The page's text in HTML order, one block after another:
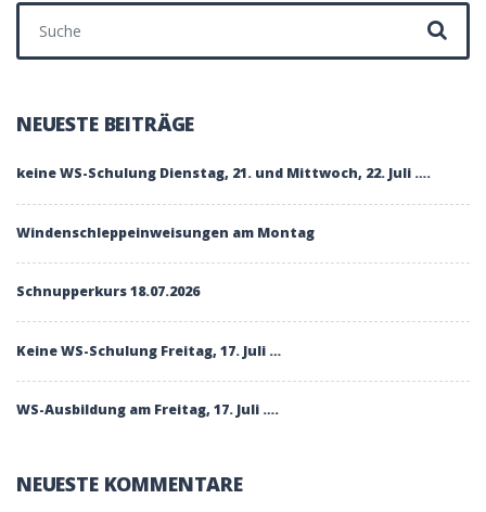
Suchen nach:
NEUESTE BEITRÄGE
keine WS-Schulung Dienstag, 21. und Mittwoch, 22. Juli ….
Windenschleppeinweisungen am Montag
Schnupperkurs 18.07.2026
Keine WS-Schulung Freitag, 17. Juli …
WS-Ausbildung am Freitag, 17. Juli ….
NEUESTE KOMMENTARE